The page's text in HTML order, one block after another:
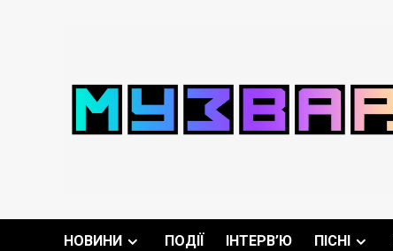
НОВИНИ ПОДІЇ ІНТЕРВ’Ю ПІСНІ